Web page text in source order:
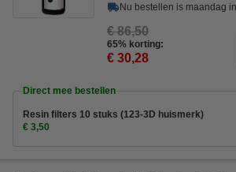
Nu bestellen is maandag
€ 86,50
65% korting:
€ 30,28
Direct mee bestellen
Resin filters 10 stuks (123-3D huismerk)
€ 3,50